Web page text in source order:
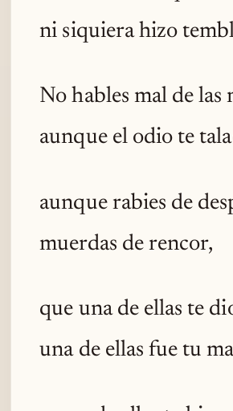
ni siquiera hizo
No hables mal de las
aunque el odio te
aunque rabies de
muerdas de rencor,
que una de ellas te
una de ellas fue tu